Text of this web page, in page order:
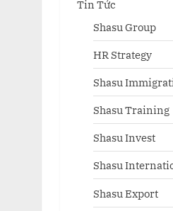
Tin Tức
Shasu Group
HR Strategy
Shasu
Shasu Training
Shasu Invest
Shasu
Shasu Export